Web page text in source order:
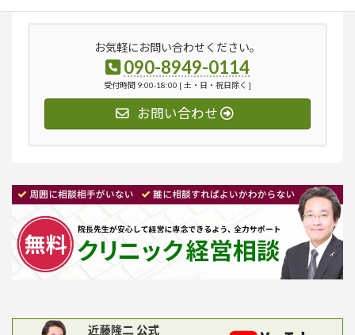
お気軽にお問い合わせください。
090-8949-0114
受付時間 9:00-18:00 [ 土・日・祝日除く ]
お問い合わせ